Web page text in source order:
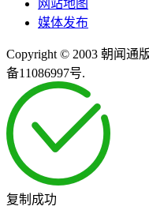
网站地图
媒体发布
Copyright © 2003 朝闻通
备11086997号.
复制成功